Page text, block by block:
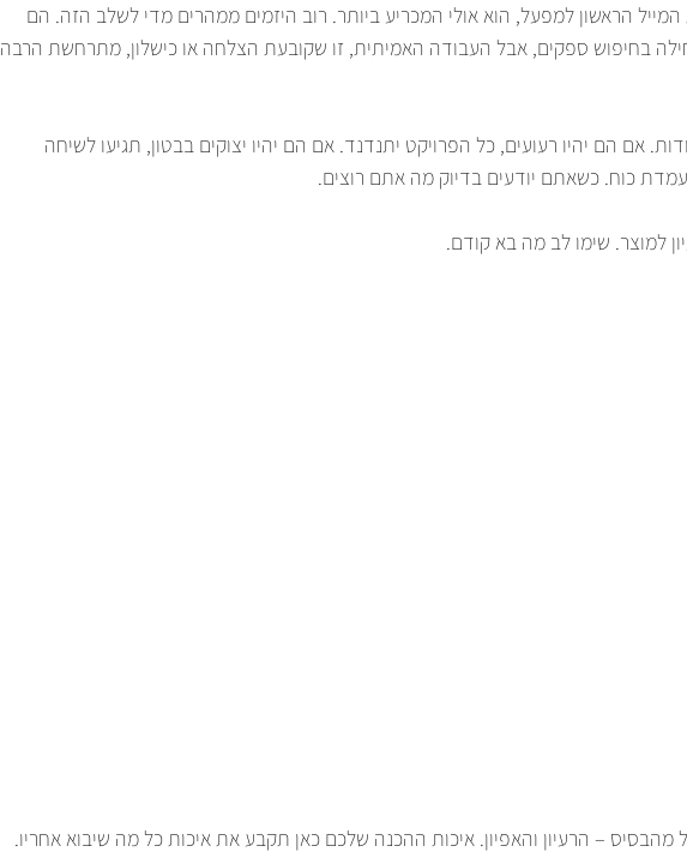
הראשון למפעל, הוא אולי המכריע ביותר. רוב היזמים ממהרים מדי לשלב הזה. הם
בחיפוש ספקים, אבל העבודה האמיתית, זו שקובעת הצלחה או כישלון, מתרחשת הרבה
אם הם יהיו רעועים, כל הפרויקט יתנדנד. אם הם יהיו יצוקים בבטון, תגיעו לשיחה
כוח. כשאתם יודעים בדיוק מה אתם רוצים.
למוצר. שימו לב מה בא קודם.
מהבסיס – הרעיון והאפיון. איכות ההכנה שלכם כאן תקבע את איכות כל מה שיבוא אחריו.